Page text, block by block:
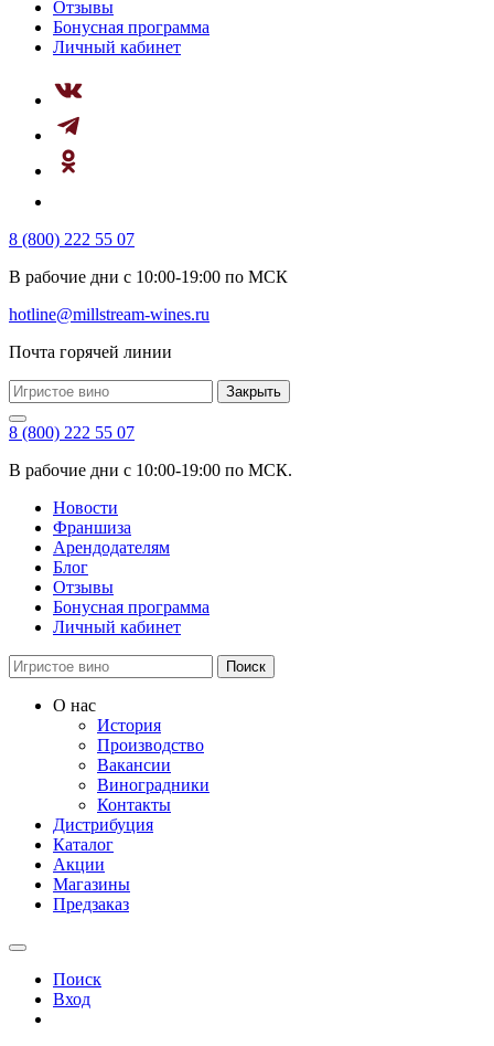
Отзывы
Бонусная программа
Личный кабинет
8 (800) 222 55 07
В рабочие дни с 10:00-19:00 по МСК
hotline@millstream-wines.ru
Почта горячей линии
Закрыть
8 (800) 222 55 07
В рабочие дни с 10:00-19:00 по МСК.
Новости
Франшиза
Арендодателям
Блог
Отзывы
Бонусная программа
Личный кабинет
Поиск
О нас
История
Производство
Вакансии
Виноградники
Контакты
Дистрибуция
Каталог
Акции
Магазины
Предзаказ
Поиск
Вход